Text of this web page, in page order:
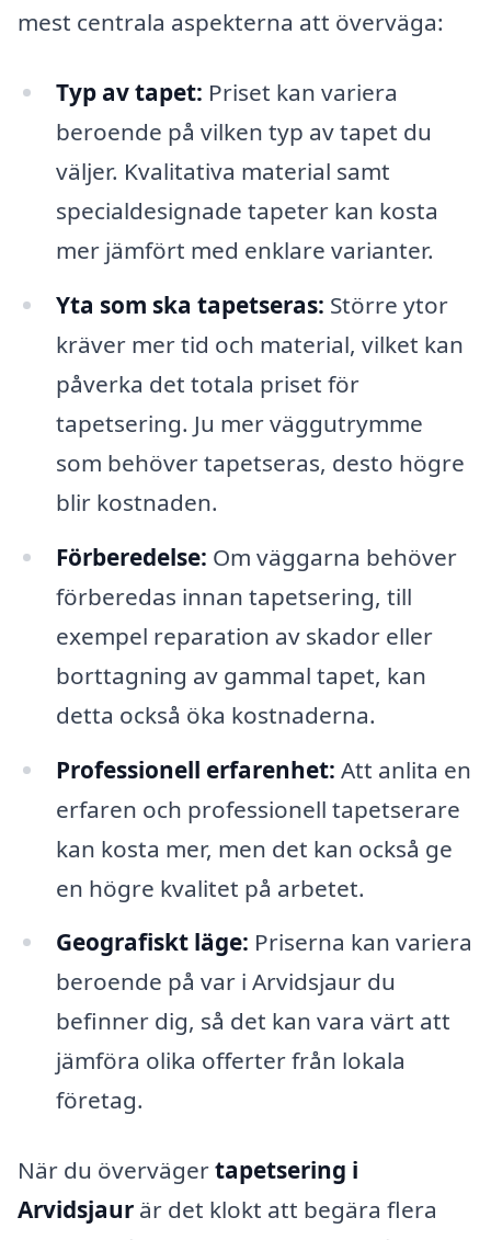
mest centrala aspekterna att överväga:
Typ av tapet: Priset kan variera
beroende på vilken typ av tapet du
väljer. Kvalitativa material samt
specialdesignade tapeter kan kosta
mer jämfört med enklare varianter.
Yta som ska tapetseras: Större ytor
kräver mer tid och material, vilket kan
påverka det totala priset för
tapetsering. Ju mer väggutrymme
som behöver tapetseras, desto högre
blir kostnaden.
Förberedelse: Om väggarna behöver
förberedas innan tapetsering, till
exempel reparation av skador eller
borttagning av gammal tapet, kan
detta också öka kostnaderna.
Professionell erfarenhet: Att anlita en
erfaren och professionell tapetserare
kan kosta mer, men det kan också ge
en högre kvalitet på arbetet.
Geografiskt läge: Priserna kan variera
beroende på var i Arvidsjaur du
befinner dig, så det kan vara värt att
jämföra olika offerter från lokala
företag.
När du övervägertapetsering i
Arvidsjaur är det klokt att begära flera